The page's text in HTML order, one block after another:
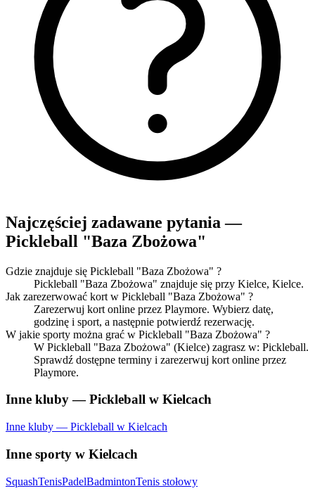
Najczęściej zadawane pytania —
Pickleball "Baza Zbożowa"
Gdzie znajduje się Pickleball "Baza Zbożowa" ?
Pickleball "Baza Zbożowa" znajduje się przy Kielce, Kielce.
Jak zarezerwować kort w Pickleball "Baza Zbożowa" ?
Zarezerwuj kort online przez Playmore. Wybierz datę,
godzinę i sport, a następnie potwierdź rezerwację.
W jakie sporty można grać w Pickleball "Baza Zbożowa" ?
W Pickleball "Baza Zbożowa" (Kielce) zagrasz w: Pickleball.
Sprawdź dostępne terminy i zarezerwuj kort online przez
Playmore.
Inne kluby — Pickleball w Kielcach
Inne kluby — Pickleball w Kielcach
Inne sporty w Kielcach
SquashTenisPadelBadmintonTenis stołowy